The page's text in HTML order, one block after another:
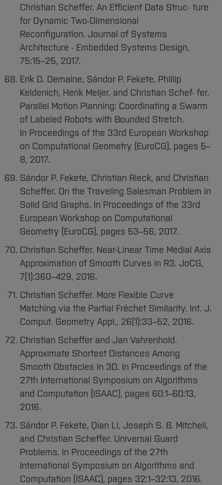
Christian Scheffer. An Efficient Data Struc- ture
for Dynamic Two-Dimensional
Reconfiguration. Journal of Systems
Architecture - Embedded Systems Design,
75:15–25, 2017.
Erik D. Demaine, Sándor P. Fekete, Phillip
Keldenich, Henk Meijer, and Christian Schef- fer.
Parallel Motion Planning: Coordinating a Swarm
of Labeled Robots with Bounded Stretch.
In Proceedings of the 33rd European Workshop
on Computational Geometry (EuroCG), pages 5–
8, 2017.
Sándor P. Fekete, Christian Rieck, and Christian
Scheffer. On the Traveling Salesman Problem in
Solid Grid Graphs. In Proceedings of the 33rd
European Workshop on Computational
Geometry (EuroCG), pages 53–56, 2017.
Christian Scheffer. Near-Linear Time Medial Axis
Approximation of Smooth Curves in R3. JoCG,
7(1):360–429, 2016.
Christian Scheffer. More Flexible Curve
Matching via the Partial Fréchet Similarity. Int. J.
Comput. Geometry Appl., 26(1):33–52, 2016.
Christian Scheffer and Jan Vahrenhold.
Approximate Shortest Distances Among
Smooth Obstacles in 3D. In Proceedings of the
27th International Symposium on Algorithms
and Computation (ISAAC), pages 60:1–60:13,
2016.
Sándor P. Fekete, Qian Li, Joseph S. B. Mitchell,
and Christian Scheffer. Universal Guard
Problems. In Proceedings of the 27th
International Symposium on Algorithms and
Computation (ISAAC), pages 32:1–32:13, 2016.